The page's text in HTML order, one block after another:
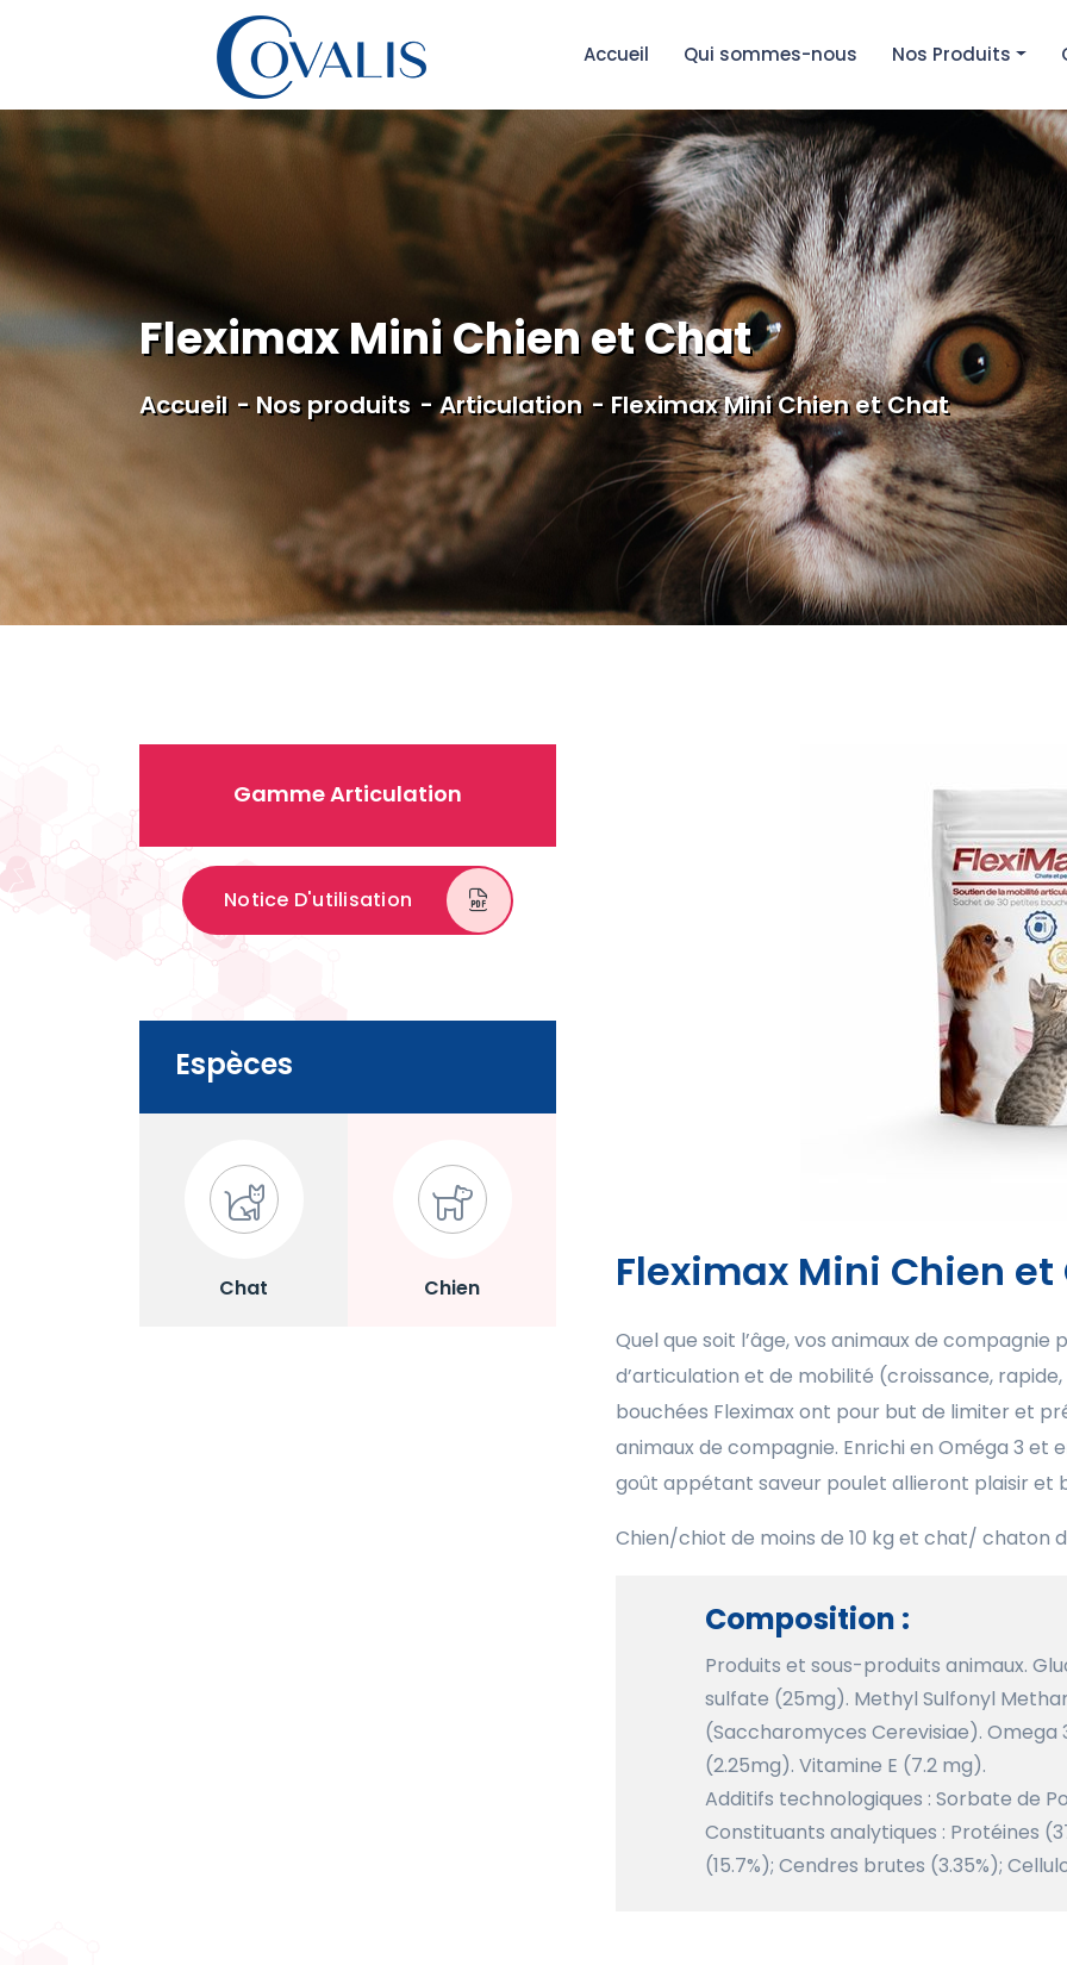
Accueil Qui sommes-nous Nos Produits
Fleximax Mini Chien et Chat
Accueil Nos produits Articulation Fleximax Mini Chien et Chat
Gamme Articulation
Notice D'utilisation
Espèces
Chat Chien Fleximax Mini Chien et
Quel que soit l’âge, vos animaux de
d’articulation et de mobilité (croissance,
bouchées Fleximax ont pour but de limiter et
animaux de compagnie. Enrichi en Oméga 3 et
goût appétant saveur poulet allieront plaisir et
Chien/chiot de moins de 10 kg et chat/ chaton
Composition :
Produits et sous-produits animaux.
sulfate (25mg). Methyl Sulfonyl
(Saccharomyces Cerevisiae). Omega
(2.25mg). Vitamine E (7.2 mg).
Additifs technologiques : Sorbate de
Constituants analytiques : Protéines
(15.7%); Cendres brutes (3.35%);
Panneau de gestion des cookies